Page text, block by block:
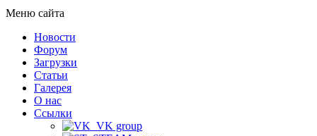
Меню сайта
Новости
Форум
Загрузки
Статьи
Галерея
О нас
Ссылки
VK group